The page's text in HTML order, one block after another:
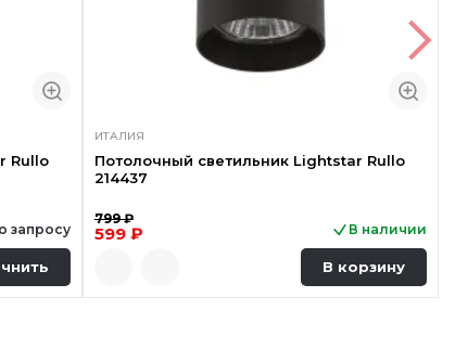
Rullo
запросу
ИТАЛИЯ
Потолочный светильник Lightstar Rullo
214437
799 ₽
599 ₽ В наличии
В корзину